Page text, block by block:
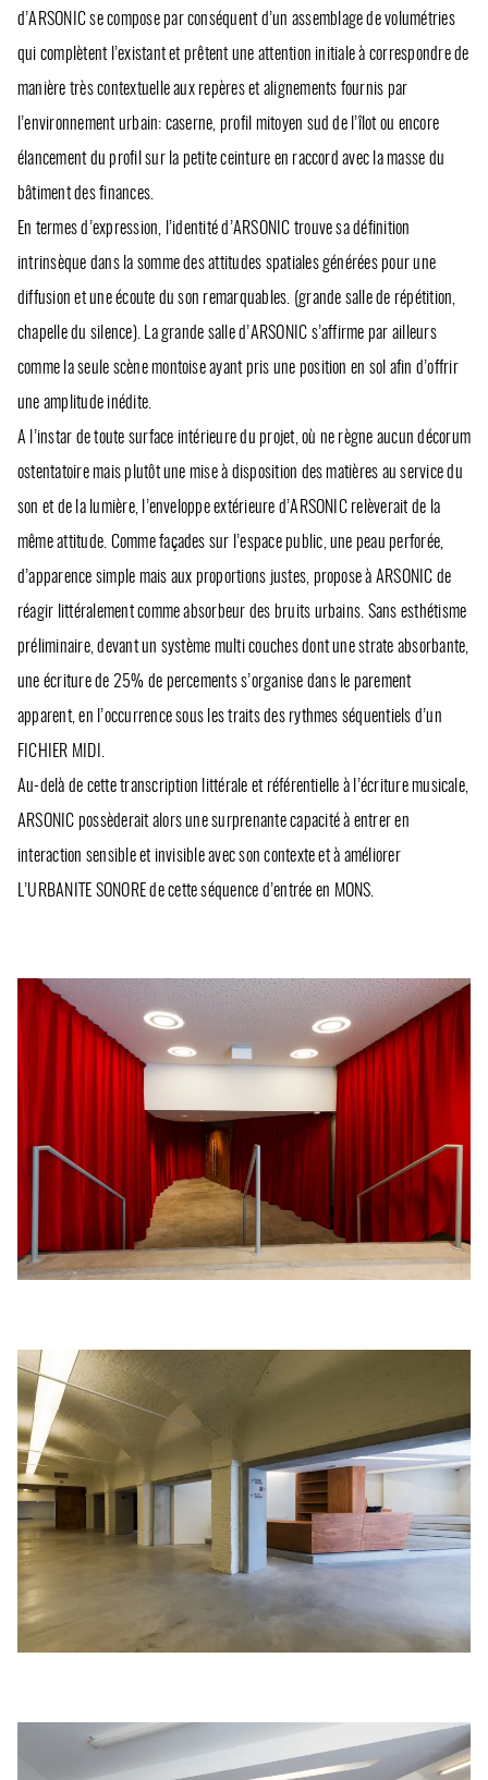
d’ARSONIC se compose par conséquent d’un assemblage de volumétries
qui complètent l’existant et prêtent une attention initiale à correspondre de
manière très contextuelle aux repères et alignements fournis par
l’environnement urbain: caserne, profil mitoyen sud de l’îlot ou encore
élancement du profil sur la petite ceinture en raccord avec la masse du
bâtiment des finances.
En termes d’expression, l’identité d’ARSONIC trouve sa définition
intrinsèque dans la somme des attitudes spatiales générées pour une
diffusion et une écoute du son remarquables. (grande salle de répétition,
chapelle du silence). La grande salle d’ARSONIC s’affirme par ailleurs
comme la seule scène montoise ayant pris une position en sol afin d’offrir
une amplitude inédite.
A l’instar de toute surface intérieure du projet, où ne règne aucun décorum
ostentatoire mais plutôt une mise à disposition des matières au service du
son et de la lumière, l’enveloppe extérieure d’ARSONIC relèverait de la
même attitude. Comme façades sur l’espace public, une peau perforée,
d’apparence simple mais aux proportions justes, propose à ARSONIC de
réagir littéralement comme absorbeur des bruits urbains. Sans esthétisme
préliminaire, devant un système multi couches dont une strate absorbante,
une écriture de 25% de percements s’organise dans le parement
apparent, en l’occurrence sous les traits des rythmes séquentiels d’un
FICHIER MIDI.
Au-delà de cette transcription littérale et référentielle à l’écriture musicale,
ARSONIC possèderait alors une surprenante capacité à entrer en
interaction sensible et invisible avec son contexte et à améliorer
L’URBANITE SONORE de cette séquence d’entrée en MONS.